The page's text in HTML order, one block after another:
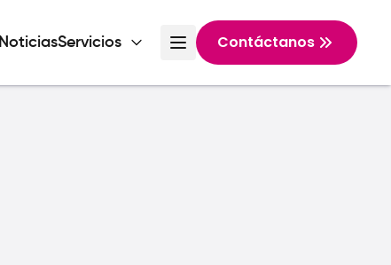
NoticiasServicios Contáctanos